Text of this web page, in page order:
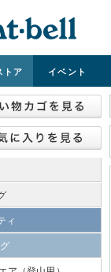
トア イベント
ィ